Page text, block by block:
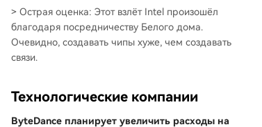
> Острая оценка: Этот взлёт Intel произошёл
благодаря посредничеству Белого дома.
Очевидно, создавать чипы хуже, чем создавать
связи.
Технологические компании
ByteDance планирует увеличить расходы на